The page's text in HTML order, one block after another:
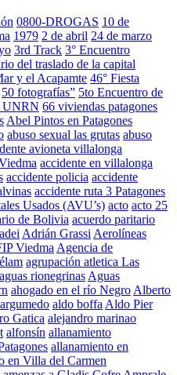
0800-DROGAS 10 de
1979 2 de abril 24 de marzo
3rd Track 3° Encuentro
del traslado de la capital
y el Acapamte 46° Fiesta
50 fotografías” 5to Encuentro de
UNRN 66 viviendas patagones
Abel Pintos en Patagones
abuso sexual las grutas abuso
avioneta villalonga
accidente en villalonga
accidente policia accidente
accidente ruta 3 Patagones
Usados (AVU’s) acto acto 25
de Bolivia acuerdo paritario
Adrián Grassi Aerolíneas
Viedma Agencia de
agrupación atletica Las
aguas rionegrinas Aguas
ahogado en el río Negro Alberto
aldo boffa Aldo Pier
Gatica alejandro marinao
alfonsín allanamiento
allanamiento en
en Villa del Carmen